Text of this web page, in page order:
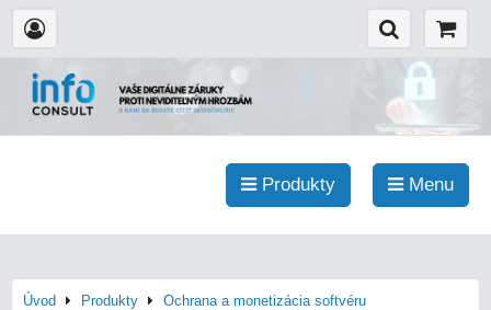
Produkty Menu
Úvod Produkty
Ochrana a monetizácia softvéru